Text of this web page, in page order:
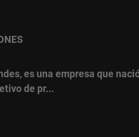
es una empresa que
de pr...